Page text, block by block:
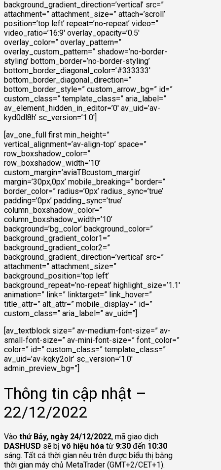
background_gradient_direction=’vertical’ src=”
attachment=” attachment_size=” attach=’scroll’
position=’top left’ repeat=’no-repeat’ video=”
video_ratio=’16:9′ overlay_opacity=’0.5′
overlay_color=” overlay_pattern=”
overlay_custom_pattern=” shadow=’no-border-
styling’ bottom_border=’no-border-styling’
bottom_border_diagonal_color=’#333333′
bottom_border_diagonal_direction=”
bottom_border_style=” custom_arrow_bg=” id=”
custom_class=” template_class=” aria_label=”
av_element_hidden_in_editor=’0′ av_uid=’av-
kyd0dl8h’ sc_version=’1.0′]
[av_one_full first min_height=”
vertical_alignment=’av-align-top’ space=”
row_boxshadow_color=”
row_boxshadow_width=’10’
custom_margin=’aviaTBcustom_margin’
margin=’30px,0px’ mobile_breaking=” border=”
border_color=” radius=’0px’ radius_sync=’true’
padding=’0px’ padding_sync=’true’
column_boxshadow_color=”
column_boxshadow_width=’10’
background=’bg_color’ background_color=”
background_gradient_color1=”
background_gradient_color2=”
background_gradient_direction=’vertical’ src=”
attachment=” attachment_size=”
background_position=’top left’
background_repeat=’no-repeat’ highlight_size=’1.1′
animation=” link=” linktarget=” link_hover=”
title_attr=” alt_attr=” mobile_display=” id=”
custom_class=” aria_label=” av_uid=”]
[av_textblock size=” av-medium-font-size=” av-
small-font-size=” av-mini-font-size=” font_color=”
color=” id=” custom_class=” template_class=”
av_uid=’av-kqky2olr’ sc_version=’1.0′
admin_preview_bg=”]
Thông tin cập nhật –
22/12/2022
Vào thứ Bảy, ngày 24/12/2022, mã giao dịch
DASHUSD sẽ bị vô hiệu hóa từ 9:30 đến 10:30
sáng. Tất cả thời gian nêu trên được biểu thị bằng
thời gian máy chủ MetaTrader (GMT+2/CET+1).